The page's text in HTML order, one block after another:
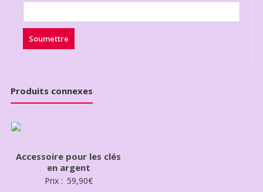
Produits connexes
Accessoire pour les clés
en argent
Prix : 59,90€